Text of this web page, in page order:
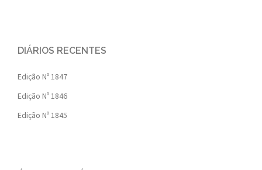
DIÁRIOS RECENTES
Edição Nº 1847
Edição Nº 1846
Edição Nº 1845